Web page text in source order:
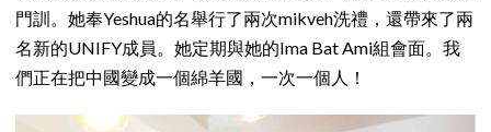
門訓。她奉Yeshua的名舉行了兩次mikveh洗禮，還帶來了兩
名新的UNIFY成員。她定期與她的Ima Bat Ami組會面。我
們正在把中國變成一個綿羊國，一次一個人！